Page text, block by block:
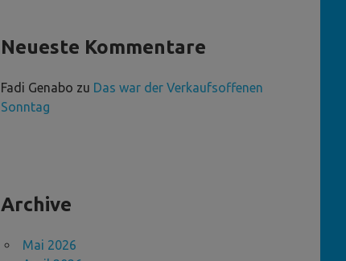
Neueste Kommentare
Fadi Genabo zu Das war der Verkaufsoffenen
Sonntag
Archive
Mai 2026